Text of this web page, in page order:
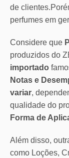
de
perfumes em
Considere que
produzidos do
importado
Notas e
variar,
qualidade do
Forma de
Além disso,
como Loções,